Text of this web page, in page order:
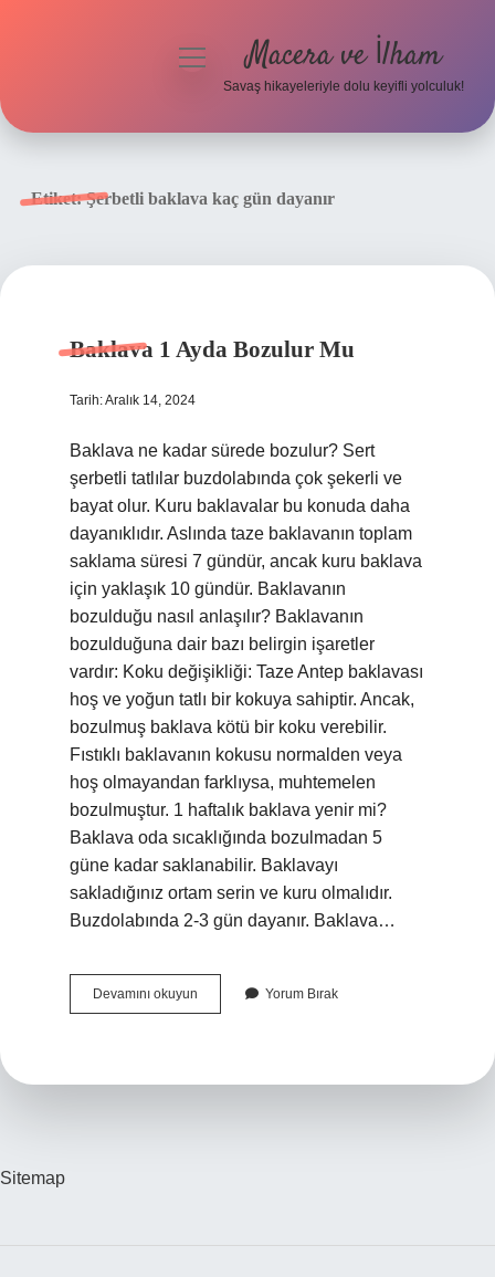
menüyüMacera ve İlham
Savaş hikayeleriyle dolu keyifli yolculuk!
Etiket:Şerbetli baklava kaç gün dayanır
Baklava 1 Ayda Bozulur Mu
Tarih: Aralık 14, 2024
Baklava ne kadar sürede bozulur? Sert
şerbetli tatlılar buzdolabında çok şekerli ve
bayat olur. Kuru baklavalar bu konuda daha
dayanıklıdır. Aslında taze baklavanın toplam
saklama süresi 7 gündür, ancak kuru baklava
için yaklaşık 10 gündür. Baklavanın
bozulduğu nasıl anlaşılır? Baklavanın
bozulduğuna dair bazı belirgin işaretler
vardır: Koku değişikliği: Taze Antep baklavası
hoş ve yoğun tatlı bir kokuya sahiptir. Ancak,
bozulmuş baklava kötü bir koku verebilir.
Fıstıklı baklavanın kokusu normalden veya
hoş olmayandan farklıysa, muhtemelen
bozulmuştur. 1 haftalık baklava yenir mi?
Baklava oda sıcaklığında bozulmadan 5
güne kadar saklanabilir. Baklavayı
sakladığınız ortam serin ve kuru olmalıdır.
Buzdolabında 2-3 gün dayanır. Baklava…
Devamını okuyun
1
Yorum Bırak
Sitemap